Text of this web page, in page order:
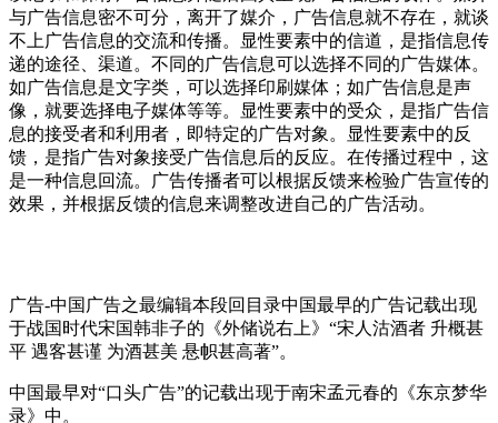
与广告信息密不可分，离开了媒介，广告信息就不存在，就谈
不上广告信息的交流和传播。显性要素中的信道，是指信息传
递的途径、渠道。不同的广告信息可以选择不同的广告媒体。
如广告信息是文字类，可以选择印刷媒体；如广告信息是声
像，就要选择电子媒体等等。显性要素中的受众，是指广告信
息的接受者和利用者，即特定的广告对象。显性要素中的反
馈，是指广告对象接受广告信息后的反应。在传播过程中，这
是一种信息回流。广告传播者可以根据反馈来检验广告宣传的
效果，并根据反馈的信息来调整改进自己的广告活动。
广告-中国广告之最编辑本段回目录中国最早的广告记载出现
于战国时代宋国韩非子的《外储说右上》“宋人沽酒者 升概甚
平 遇客甚谨 为酒甚美 悬帜甚高著”。
中国最早对“口头广告”的记载出现于南宋孟元春的《东京梦华
录》中。